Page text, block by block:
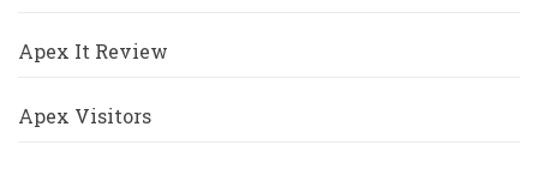
Apex It Review
Apex Visitors